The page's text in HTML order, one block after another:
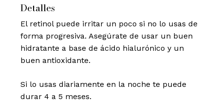
Detalles
El retinol puede irritar un poco si no lo usas de
forma progresiva. Asegúrate de usar un buen
hidratante a base de ácido hialurónico y un
buen antioxidante.
Si lo usas diariamente en la noche te puede
durar 4 a 5 meses.